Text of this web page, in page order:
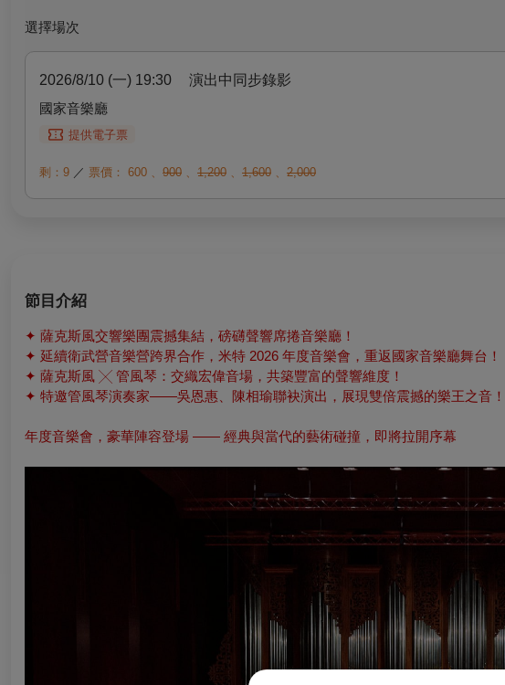
選擇場次
2026/8/10 (一) 19:30
演出中同步錄影
國家音樂廳
提供電子票
剩：9 ／ 票價： 600 、 900 、 1,200 、 1,600 、 2,000
節目介紹
✦ 薩克斯風交響樂團震撼集結，磅礴聲響席捲音樂廳！
✦ 延續衛武營音樂營跨界合作，米特 2026 年度音樂會，重返國家音樂廳舞台！
✦ 薩克斯風 ╳ 管風琴：交織宏偉音場，共築豐富的聲響維度！
✦ 特邀管風琴演奏家——吳恩惠、陳相瑜聯袂演出，展現雙倍震撼的樂王之音！
年度音樂會，豪華陣容登場 —— 經典與當代的藝術碰撞，即將拉開序幕